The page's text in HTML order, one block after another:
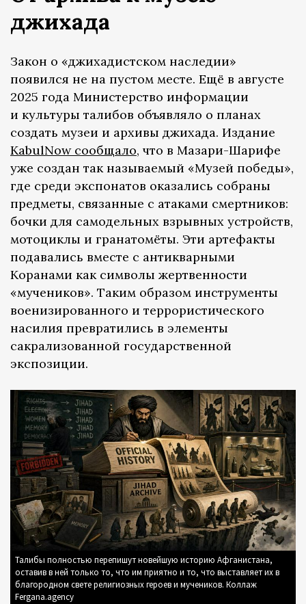
джихада
Закон о «джихадистском наследии»
появился не на пустом месте. Ещё в августе
2025 года Министерство информации
и культуры талибов объявляло о планах
создать музеи и архивы джихада. Издание
KabulNow сообщало, что в Мазари-Шарифе
уже создан так называемый «Музей победы»,
где среди экспонатов оказались собраны
предметы, связанные с атаками смертников:
бочки для самодельных взрывных устройств,
мотоциклы и гранатомёты. Эти артефакты
подавались вместе с антикварными
Коранами как символы жертвенности
«мучеников». Таким образом инструменты
военизированного и террористического
насилия превратились в элементы
сакрализованной государственной
экспозиции.
Талибы полностью перепишут новейшую историю Афганистана,
оставив в ней только то, что им приятно и то, что выставляет их в
благородном свете религиозных героев и мучеников. Коллаж
Fergana.agency